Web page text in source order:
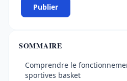
Publier
SOMMAIRE
Comprendre le
sportives basket